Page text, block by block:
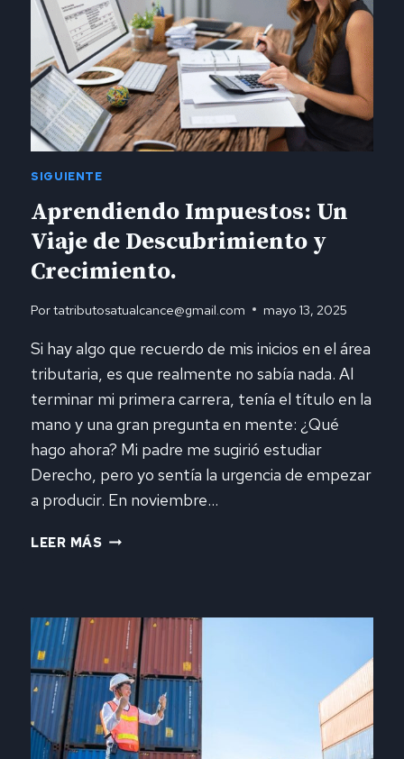
DE
CAMBIO.
SIGUIENTE
Aprendiendo Impuestos: Un
Viaje de Descubrimiento y
Crecimiento.
Portatributosatualcance@gmail.com mayo 13, 2025
Si hay algo que recuerdo de mis inicios en el área
tributaria, es que realmente no sabía nada. Al
terminar mi primera carrera, tenía el título en la
mano y una gran pregunta en mente: ¿Qué
hago ahora? Mi padre me sugirió estudiar
Derecho, pero yo sentía la urgencia de empezar
a producir. En noviembre…
LEER MÁSAPRENDIENDO
DE
DESCUBRIMIENTO
Y
CRECIMIENTO.